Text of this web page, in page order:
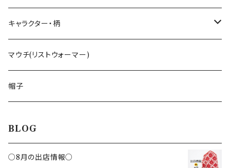
ピアス
ペンダント
ラトビアのミトンピアス／イヤリング
キッチン雑貨
くるみ割り
レモン絞り
ミトンブロッカー
手摘みハーブティー
ライ麦パン
ジンジャークッキー
キャラクター・柄
花柄
いぬ
マウチ(リストウォーマー)
帽子
BLOG
○8月の出店情報○